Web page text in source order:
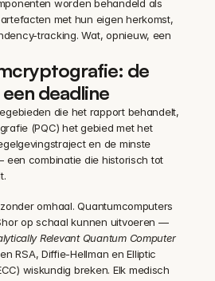
worden behandeld als
met hun eigen herkomst,
tracking. Wat, opnieuw, een
de
deadline
die het rapport behandelt,
(PQC) het gebied met het
en de minste
combinatie die historisch tot
omhaal. Quantumcomputers
op schaal kunnen uitvoeren —
Relevant Quantum Computer
RSA, Diffie-Hellman en Elliptic
wiskundig breken. Elk medisch